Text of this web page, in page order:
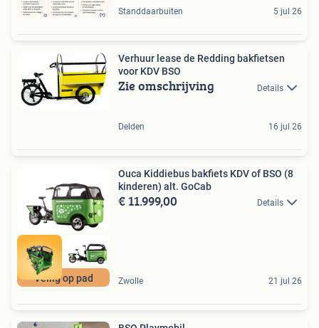
Standdaarbuiten 5 jul 26
Verhuur lease de Redding bakfietsen
voor KDV BSO
Zie omschrijving Details
Delden 16 jul 26
Veilig op pad
Ouca Kiddiebus bakfiets KDV of BSO (8
kinderen) alt. GoCab
€ 11.999,00 Details
Zwolle 21 jul 26